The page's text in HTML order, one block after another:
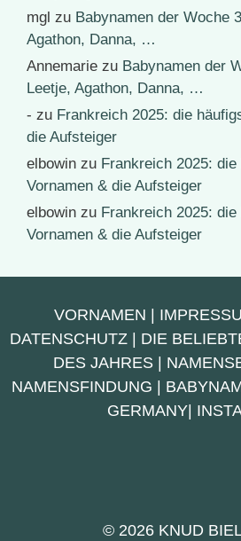
mgl zu Babynamen der Woche
Agathon, Danna, …
Annemarie zu Babynamen der
Leetje, Agathon, Danna, …
- zu Frankreich 2025: die
die Aufsteiger
elbowin zu Frankreich 2025:
Vornamen & die Aufsteiger
elbowin zu Frankreich 2025:
Vornamen & die Aufsteiger
VORNAMEN |
DATENSCHUTZ | DIE
DES JAHRES |
NAMENSFINDUNG |
GERMANY|
© 2026 KNUD